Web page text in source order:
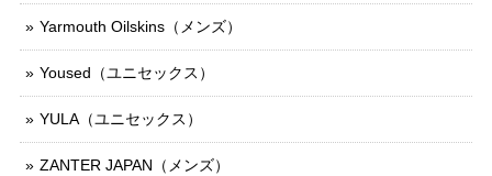
Yarmouth Oilskins（メンズ）
Yoused（ユニセックス）
YULA（ユニセックス）
ZANTER JAPAN（メンズ）